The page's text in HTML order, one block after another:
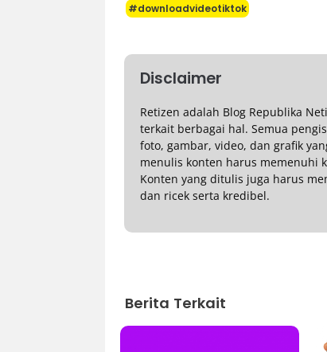
#downloadvideotiktok
Disclaimer
Retizen adalah Blog Republika
terkait berbagai hal. Semua
foto, gambar, video, dan grafik
menulis konten harus memenuhi
Konten yang ditulis juga harus
dan ricek serta kredibel.
Berita Terkait